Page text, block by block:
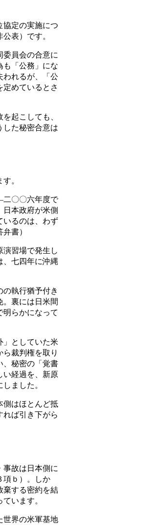
定の実施につ
表）です。
員会の合意に
も「公務」にな
われるが、「公
めているとさ
起こしても、
した秘密合意は
。
〇〇六年度で
日本政府が米側
いるのは、わず
書）
習場で発生し
、七四年に沖縄
執行猶予付き
。裏には日米間
明らかになって
としていた米
裁判権を取り
、秘密の「覚書
い経過を、新原
ました。
はほとんど抵
れば引き下がら
故は日本側に
項ｂ）。しか
棄する密約を結
います。
界の米軍基地